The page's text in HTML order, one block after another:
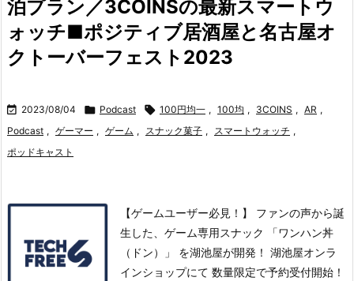
泊プラン／3COINSの最新スマートウ
ォッチ■ポジティブ居酒屋と名古屋オ
クトーバーフェスト2023
 2023/08/04  Podcast  100円均一 , 100均 , 3COINS , AR ,
Podcast , ゲーマー , ゲーム , スナック菓子 , スマートウォッチ ,
ポッドキャスト
【ゲームユーザー必見！】 ファンの声から誕
生した、ゲーム専用スナック 「ワンハン丼
（ドン）」 を湖池屋が開発！ 湖池屋オンラ
インショップにて 数量限定で予約受付開始！